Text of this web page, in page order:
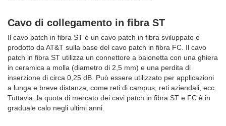
Cavo di collegamento in fibra ST
Il cavo patch in fibra ST è un cavo patch in fibra sviluppato e
prodotto da AT&T sulla base del cavo patch in fibra FC. Il cavo
patch in fibra ST utilizza un connettore a baionetta con una ghiera
in ceramica a molla (diametro di 2,5 mm) e una perdita di
inserzione di circa 0,25 dB. Può essere utilizzato per applicazioni
a lunga e breve distanza, come reti di campus, reti aziendali, ecc.
Tuttavia, la quota di mercato dei cavi patch in fibra ST e FC è in
graduale calo negli ultimi anni.